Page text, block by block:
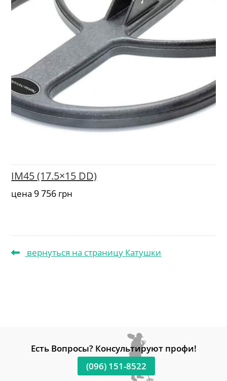
IM45 (17.5×15 DD)
цена 9 756грн
вернуться на страницу Катушки
Есть Вопросы? Консультируют профи!
(096) 151-8522